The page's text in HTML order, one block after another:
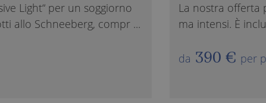
La nostra offerta per 3 (GI-DO) o 4 (DO-GI) giorni brevi
ma intensi. È incluso il servizio „All-Inclusive Ligh ...